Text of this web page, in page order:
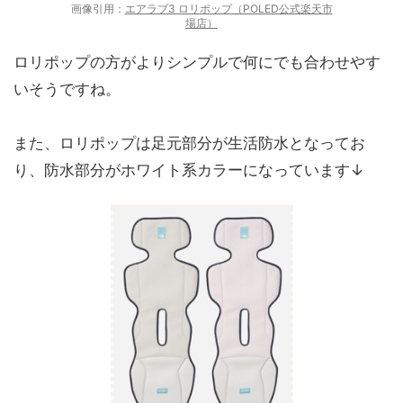
画像引用： エアラブ3 ロリポップ（POLED公式楽天市
場店）
ロリポップの方がよりシンプルで何にでも合わせやす
いそうですね。
また、ロリポップは足元部分が生活防水となってお
り、防水部分がホワイト系カラーになっています↓